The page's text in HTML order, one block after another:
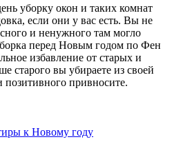
уборку окон и таких комнат
если они у вас есть. Вы не
и ненужного там могло
перед Новым годом по Фен
избавление от старых и
старого вы убираете из своей
привносите.